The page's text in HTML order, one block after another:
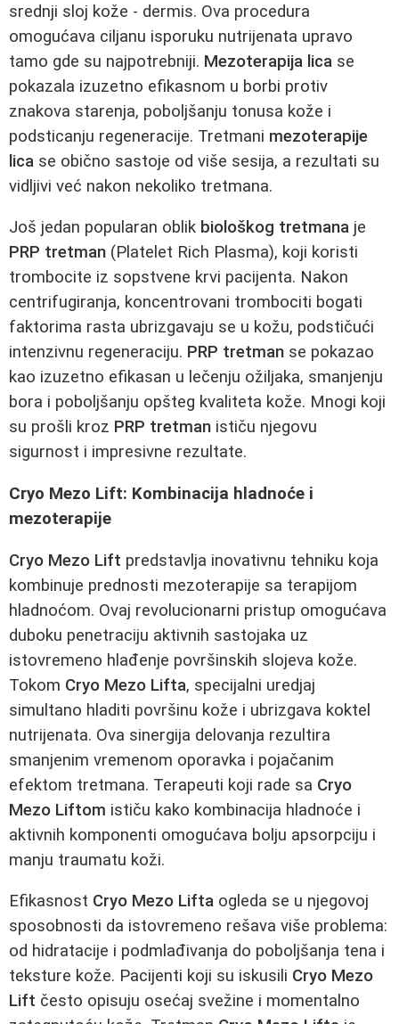
srednji sloj kože - dermis. Ova procedura
omogućava ciljanu isporuku nutrijenata upravo
tamo gde su najpotrebniji. Mezoterapija lica se
pokazala izuzetno efikasnom u borbi protiv
znakova starenja, poboljšanju tonusa kože i
podsticanju regeneracije. Tretmani mezoterapije
lica se obično sastoje od više sesija, a rezultati su
vidljivi već nakon nekoliko tretmana.
Još jedan popularan oblik biološkog tretmana je
PRP tretman (Platelet Rich Plasma), koji koristi
trombocite iz sopstvene krvi pacijenta. Nakon
centrifugiranja, koncentrovani trombociti bogati
faktorima rasta ubrizgavaju se u kožu, podstičući
intenzivnu regeneraciju. PRP tretman se pokazao
kao izuzetno efikasan u lečenju ožiljaka, smanjenju
bora i poboljšanju opšteg kvaliteta kože. Mnogi koji
su prošli kroz PRP tretman ističu njegovu
sigurnost i impresivne rezultate.
Cryo Mezo Lift: Kombinacija hladnoće i
mezoterapije
Cryo Mezo Lift predstavlja inovativnu tehniku koja
kombinuje prednosti mezoterapije sa terapijom
hladnoćom. Ovaj revolucionarni pristup omogućava
duboku penetraciju aktivnih sastojaka uz
istovremeno hlađenje površinskih slojeva kože.
Tokom Cryo Mezo Lifta, specijalni uredjaj
simultano hladiti površinu kože i ubrizgava koktel
nutrijenata. Ova sinergija delovanja rezultira
smanjenim vremenom oporavka i pojačanim
efektom tretmana. Terapeuti koji rade sa Cryo
Mezo Liftom ističu kako kombinacija hladnoće i
aktivnih komponenti omogućava bolju apsorpciju i
manju traumatu koži.
Efikasnost Cryo Mezo Lifta ogleda se u njegovoj
sposobnosti da istovremeno rešava više problema:
od hidratacije i podmlađivanja do poboljšanja tena i
teksture kože. Pacijenti koji su iskusili Cryo Mezo
Lift često opisuju osećaj svežine i momentalno